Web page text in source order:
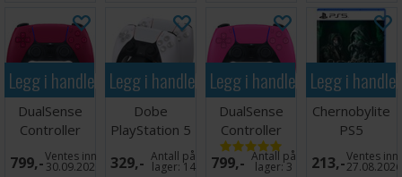
Legg i handlekurven
DualSense
Controller
Cosmic Red
PS5
799,-Ventes inn
30.09.2026
Legg i handlekurven
Dobe
PlayStation 5
Charging Dock
m/lys
329,- Antall på
lager: 14
Legg i handlekurven
DualSense
Controller
Nova Pink PS5
799,- Antall på
lager:3
Legg i
Chernobylite
PS5
213,-Ventes inn
27.08.2026